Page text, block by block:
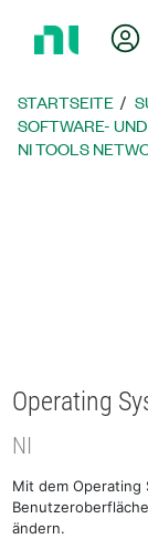
zur
STARTSEITE
SOFTWARE-
NI TOOLS
Operating
NI
Mit dem Operating
ändern.